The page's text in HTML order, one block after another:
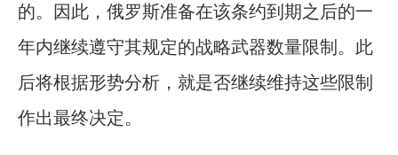
的。因此，俄罗斯准备在该条约到期之后的一
年内继续遵守其规定的战略武器数量限制。此
后将根据形势分析，就是否继续维持这些限制
作出最终决定。